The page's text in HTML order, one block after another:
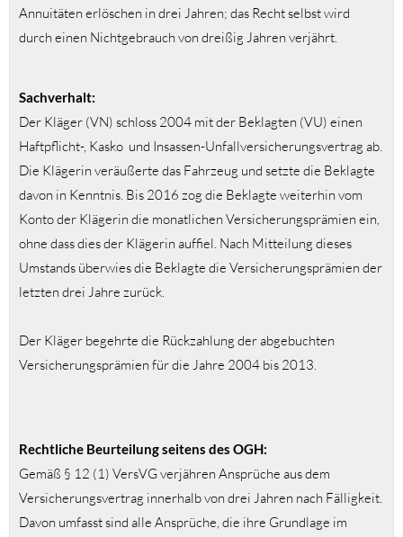
Annuitäten erlöschen in drei Jahren; das Recht selbst wird
durch einen Nichtgebrauch von dreißig Jahren verjährt.
Sachverhalt:
Der Kläger (VN) schloss 2004 mit der Beklagten (VU) einen
Haftpflicht-, Kasko und Insassen-Unfallversicherungsvertrag ab.
Die Klägerin veräußerte das Fahrzeug und setzte die Beklagte
davon in Kenntnis. Bis 2016 zog die Beklagte weiterhin vom
Konto der Klägerin die monatlichen Versicherungsprämien ein,
ohne dass dies der Klägerin auffiel. Nach Mitteilung dieses
Umstands überwies die Beklagte die Versicherungsprämien der
letzten drei Jahre zurück.
Der Kläger begehrte die Rückzahlung der abgebuchten
Versicherungsprämien für die Jahre 2004 bis 2013.
Rechtliche Beurteilung seitens des OGH:
Gemäß § 12 (1) VersVG verjähren Ansprüche aus dem
Versicherungsvertrag innerhalb von drei Jahren nach Fälligkeit.
Davon umfasst sind alle Ansprüche, die ihre Grundlage im